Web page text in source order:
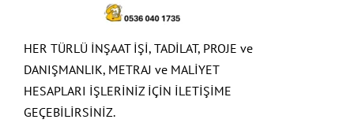
HER TÜRLÜ İNŞAAT İŞİ, TADİLAT, PROJE ve
DANIŞMANLIK, METRAJ ve MALİYET
HESAPLARI İŞLERİNİZ İÇİN İLETİŞİME
GEÇEBİLİRSİNİZ.